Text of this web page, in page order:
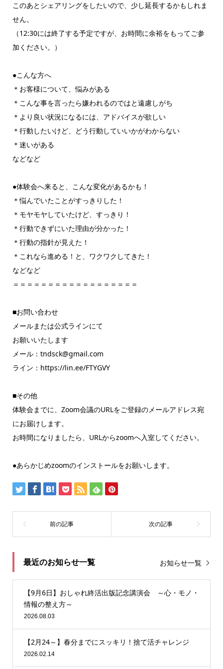
このあとシェアリングをしたいので、少し延長するかもしれま
せん。
（12:30には終了する予定ですが、お時間に余裕をもってご参
加ください。）
●こんな方へ
＊お客様について、悩みがある
＊こんな事を言ったら嫌われるのではと遠慮しがち
＊より良い状況になるには、アドバイスが欲しい
＊行動したいけど、どう行動していいかがわからない
＊迷いがある
などなど
●体験会へ来ると、こんな変化があるかも！
＊悩んでいたことがすっきりした！
＊モヤモヤしていたけど、すっきり！
＊行動できずにいた理由が分かった！
＊行動の指針が見えた！
＊これなら進める！と、ワクワクしてきた！
などなど
＝＝＝＝＝＝＝＝＝＝＝＝＝＝＝＝＝＝
■お問い合わせ
メールまたは公式ラインにて
お願いいたします
メール：tndsck@gmail.com
ライン：https://lin.ee/FTYGVY
■その他
体験会までに、Zoom会議のURLをご登録のメールアドレス宛
にお届けします。
お時間になりましたら、URLからzoomへ入室してください。
●あらかじめzoomのインストールをお願いします。
最近のお知らせ一覧 お知らせ一覧
【9月6日】おしゃれ終活出版記念講演会 ～心・モノ・
情報の整え方～
2026.08.03
【2月24～】春分までにスッキリ！捨て活チャレンジ
2026.02.14